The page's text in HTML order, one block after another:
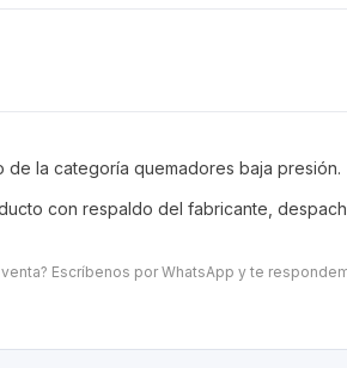
de la categoría quemadores baja presión.
con respaldo del fabricante,
Escríbenos por WhatsApp y te